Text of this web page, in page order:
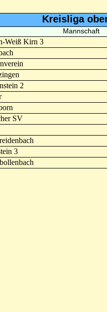
Kreisliga
Mannschaft
Weiß Kirn 3
2
SV
3